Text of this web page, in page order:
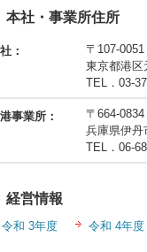
本社・事業所住所
：
〒107-0051
東京都港
TEL．03-
事業所：
〒664-0834
兵庫県伊
TEL．06-
経営情報
令和 3年度 令和 4年度